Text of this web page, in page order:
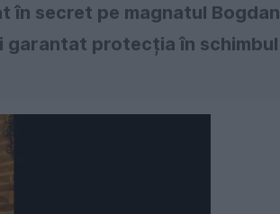
în secret pe magnatul Bogdan
garantat protecția în schimbul